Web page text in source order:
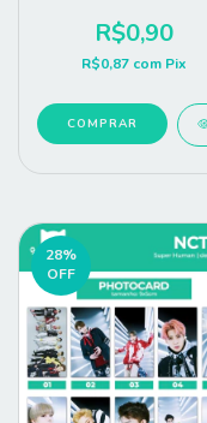
R$0,90
R$0,87 com Pix
COMPRAR
28%
OFF